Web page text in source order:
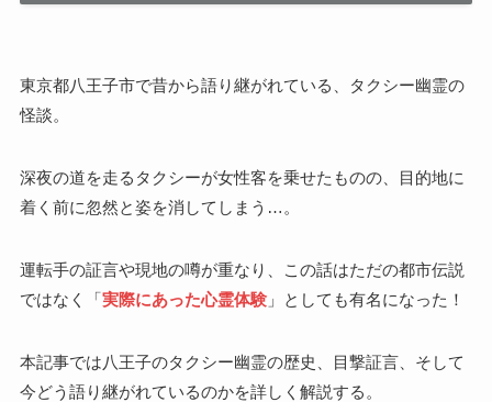
東京都八王子市で昔から語り継がれている、タクシー幽霊の
怪談。
深夜の道を走るタクシーが女性客を乗せたものの、目的地に
着く前に忽然と姿を消してしまう…。
運転手の証言や現地の噂が重なり、この話はただの都市伝説
ではなく「実際にあった心霊体験」としても有名になった！
本記事では八王子のタクシー幽霊の歴史、目撃証言、そして
今どう語り継がれているのかを詳しく解説する。